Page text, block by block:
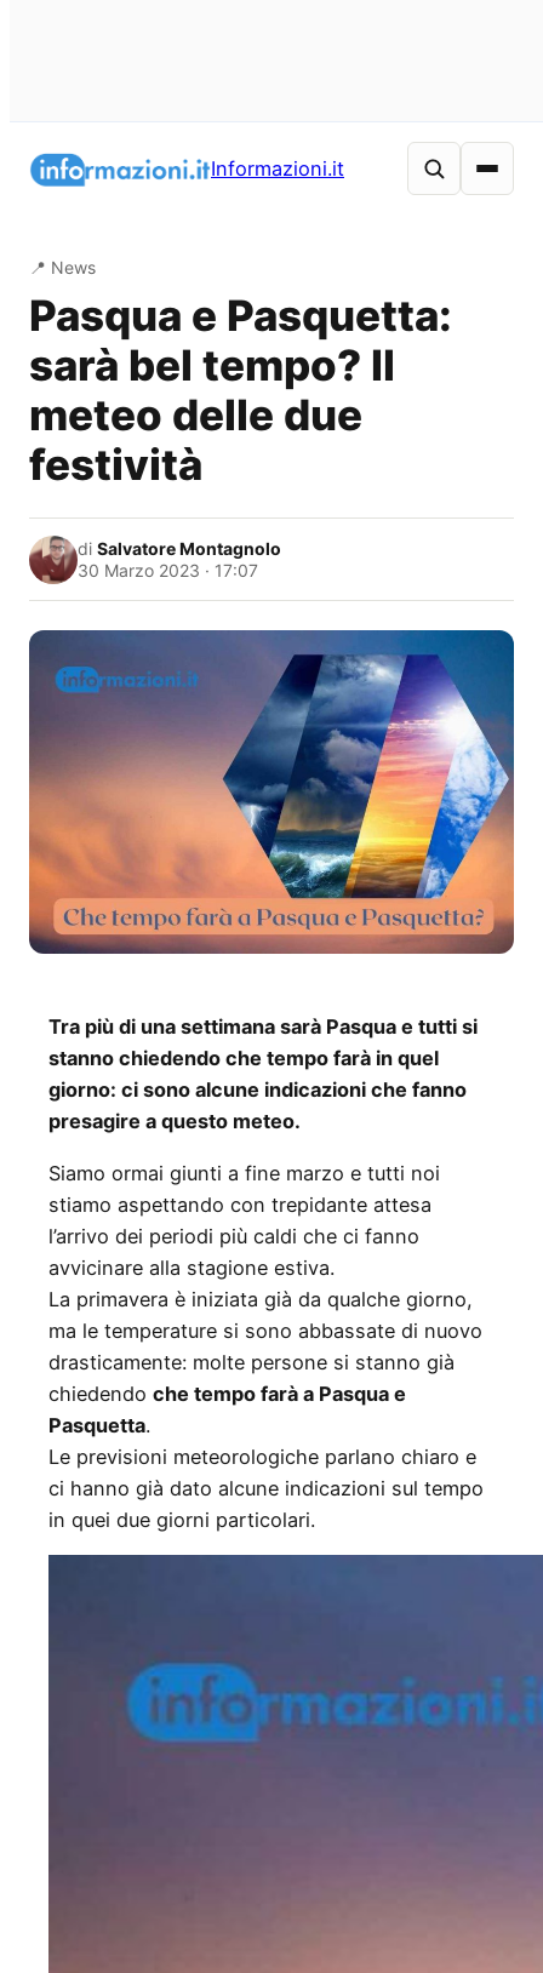
Informazioni.it
📍 News
Pasqua e Pasquetta:
sarà bel tempo? Il
meteo delle due
festività
di Salvatore Montagnolo
30 Marzo 2023 · 17:07
Tra più di una settimana sarà Pasqua e tutti si
stanno chiedendo che tempo farà in quel
giorno: ci sono alcune indicazioni che fanno
presagire a questo meteo.
Siamo ormai giunti a fine marzo e tutti noi
stiamo aspettando con trepidante attesa
l’arrivo dei periodi più caldi che ci fanno
avvicinare alla stagione estiva.
La primavera è iniziata già da qualche giorno,
ma le temperature si sono abbassate di nuovo
drasticamente: molte persone si stanno già
chiedendo che tempo farà a Pasqua e
Pasquetta.
Le previsioni meteorologiche parlano chiaro e
ci hanno già dato alcune indicazioni sul tempo
in quei due giorni particolari.